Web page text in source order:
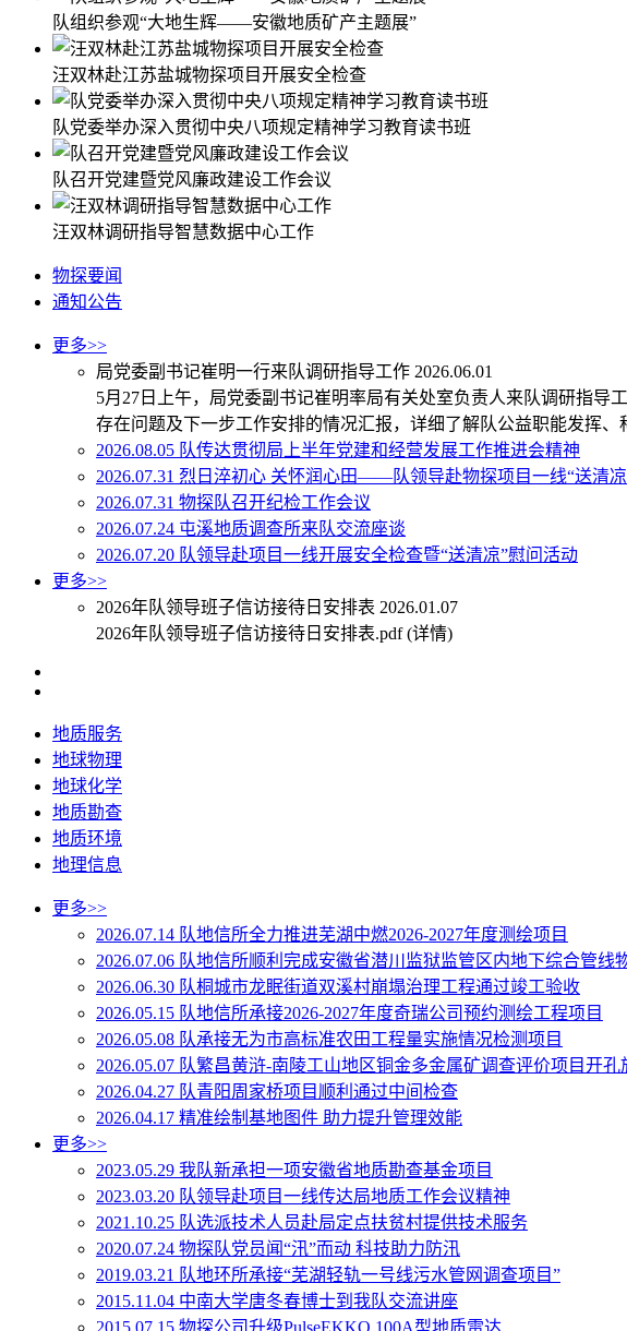
队组织参观“大地生辉——安徽地质矿产主题展”
汪双林赴江苏盐城物探项目开展安全检查
队党委举办深入贯彻中央八项规定精神学习教育读书班
队召开党建暨党风廉政建设工作会议
汪双林调研指导智慧数据中心工作
物探要闻
通知公告
更多>>
局党委副书记崔明一行来队调研指导工作 2026.06.01
5月27日上午，局党委副书记崔明率局有关处室负责人来队调研指导
存在问题及下一步工作安排的情况汇报，详细了解队公益职能发挥
2026.08.05 队传达贯彻局上半年党建和经营发展工作推进会精神
2026.07.31 烈日淬初心 关怀润心田——队领导赴物探项目一线“送清
2026.07.31 物探队召开纪检工作会议
2026.07.24 屯溪地质调查所来队交流座谈
2026.07.20 队领导赴项目一线开展安全检查暨“送清凉”慰问活动
更多>>
2026年队领导班子信访接待日安排表 2026.01.07
2026年队领导班子信访接待日安排表.pdf(详情)
地质服务
地球物理
地球化学
地质勘查
地质环境
地理信息
更多>>
2026.07.14 队地信所全力推进芜湖中燃2026-2027年度测绘项目
2026.07.06 队地信所顺利完成安徽省潜川监狱监管区内地下综合管线
2026.06.30 队桐城市龙眠街道双溪村崩塌治理工程通过竣工验收
2026.05.15 队地信所承接2026-2027年度奇瑞公司预约测绘工程项目
2026.05.08 队承接无为市高标准农田工程量实施情况检测项目
2026.05.07 队繁昌黄浒-南陵工山地区铜金多金属矿调查评价项目开孔
2026.04.27 队青阳周家桥项目顺利通过中间检查
2026.04.17 精准绘制基地图件 助力提升管理效能
更多>>
2023.05.29 我队新承担一项安徽省地质勘查基金项目
2023.03.20 队领导赴项目一线传达局地质工作会议精神
2021.10.25 队选派技术人员赴局定点扶贫村提供技术服务
2020.07.24 物探队党员闻“汛”而动 科技助力防汛
2019.03.21 队地环所承接“芜湖轻轨一号线污水管网调查项目”
2015.11.04 中南大学唐冬春博士到我队交流讲座
2015.07.15 物探公司升级PulseEKKO 100A型地质雷达